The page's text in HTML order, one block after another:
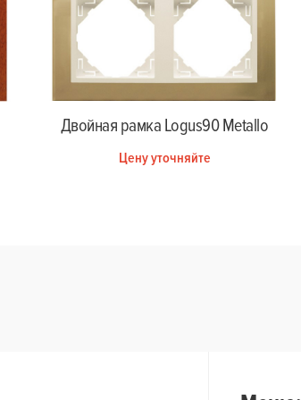
Двойная рамка Logus90 Metallo
Цену уточняйте